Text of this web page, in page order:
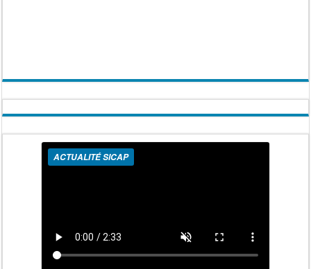
ACTUALITÉ SICAP